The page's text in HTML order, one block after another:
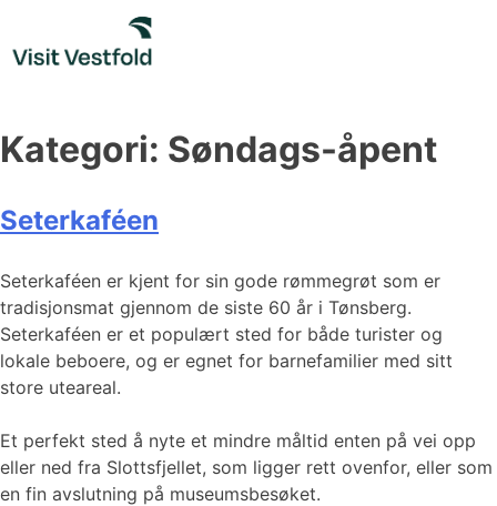
content
Kategori: Søndags-åpent
Seterkaféen
Seterkaféen er kjent for sin gode rømmegrøt som er
tradisjonsmat gjennom de siste 60 år i Tønsberg.
Seterkaféen er et populært sted for både turister og
lokale beboere, og er egnet for barnefamilier med sitt
store uteareal.
Et perfekt sted å nyte et mindre måltid enten på vei opp
eller ned fra Slottsfjellet, som ligger rett ovenfor, eller som
en fin avslutning på museumsbesøket.